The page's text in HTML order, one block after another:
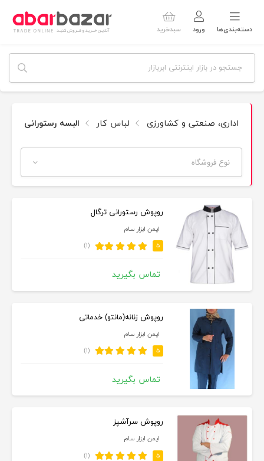
دسته‌بندی‌ها ورود سبدخرید
اداری، صنعتی و کشاورزی لباس کار البسه رستورانی
نوع فروشگاه
روپوش رستورانی ترگال
ایمن ابزار سام
۵ (۱)
تماس بگیرید
روپوش زنانه(مانتو) خدماتی
ایمن ابزار سام
۵ (۱)
تماس بگیرید
روپوش سرآشپز
ایمن ابزار سام
۵ (۱)